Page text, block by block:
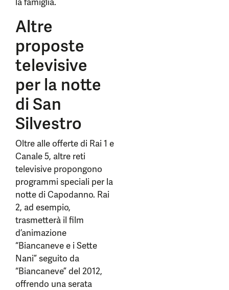
Altre
proposte
televisive
per la notte
di San
Silvestro
Oltre alle offerte di Rai 1 e
Canale 5, altre reti
televisive propongono
programmi speciali per la
notte di Capodanno. Rai
2, ad esempio,
trasmetterà il film
d’animazione
“Biancaneve e i Sette
Nani” seguito da
“Biancaneve” del 2012,
offrendo una serata